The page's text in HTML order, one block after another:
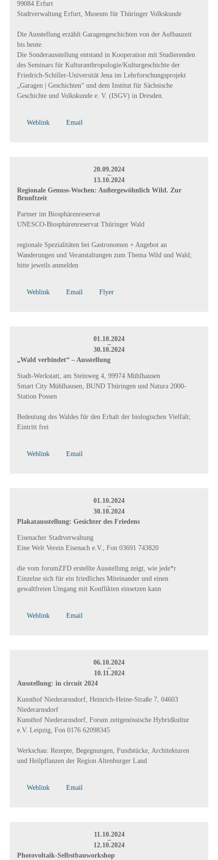
99084 Erfurt
Stadtverwaltung Erfurt, Museum für Thüringer Volkskunde
Die Ausstellung erzählt Garagengeschichten von der Aufbauzeit
bis heute.
Die Sonderausstellung entstand in Kooperation mit Studierenden
des Seminars für Kulturanthropologie/Kulturgeschichte der
Friedrich-Schiller-Universität Jena im Lehrforschungsprojekt
„Garagen | Geschichten“ und dem Institut für Sächsische
Geschichte und Volkskunde e. V. (ISGV) in Dresden.
Weblink Email
20.09.2024
–
13.10.2024
Regionale Genuss-Wochen: Außergewöhnlich Wild. Zur
Brunftzeit
Partner im Biosphärenreservat
UNESCO-Biosphärenreservat Thüringer Wald
regionale Spezialitäten bei Gastronomen + Angebot an
Wanderungen und Veranstaltungen zum Thema Wild und Wald;
bitte jeweils anmelden
Weblink Email Flyer
01.10.2024
–
30.10.2024
„Wald verbindet“ – Ausstellung
Stadt-Werkstatt, am Steinweg 4, 99974 Mühlhausen
Smart City Mühlhausen, BUND Thüringen und Natura 2000-
Station Possen
Bedeutung des Waldes für den Erhalt der biologischen Vielfalt;
Eintritt frei
Weblink Email
01.10.2024
–
30.10.2024
Plakatausstellung: Gesichter des Friedens
Eisenacher Stadtverwaltung
Eine Welt Verein Eisenach e.V., Fon 03691 743820
die vom forumZFD erstellte Ausstellung zeigt, wie jede*r
Einzelne sich für ein friedliches Miteinander und einen
gewaltfreien Umgang mit Konflikten einsetzen kann
Weblink Email
06.10.2024
–
10.11.2024
Ausstellung: in circuit 2024
Kunsthof Niederarnsdorf, Heinrich-Heine-Straße 7, 04603
Niederarnsdorf
Kunsthof Niederarnsdorf, Forum zeitgenössische Hybridkultur
e.V. Leipzig, Fon 0176 62098345
Werkschau: Rezepte, Begegnungen, Fundstücke, Architekturen
und Heilpflanzen der Region Altenburger Land
Weblink Email
11.10.2024
–
12.10.2024
Photovoltaik-Selbstbauworkshop